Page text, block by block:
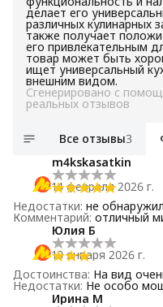
2 звезды
1 звезда
делает его
различных кулинарных
также получает
его привлекательным
товар может быть
ищет универсальный
внешним видом.
Сгенерировано с
реальных отзывов
Все отзывы3
m4kskasatkin
14 февраля 2026 г.
Недостатки: не обнаружил
Комментарий: отличный
Юлия Б
10 января 2026 г.
Достоинства: На вид
Недостатки: Не особо
Ирина М